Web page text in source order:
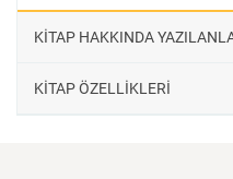
KİTAP HAKKINDA
KİTAP ÖZELLİKLERİ